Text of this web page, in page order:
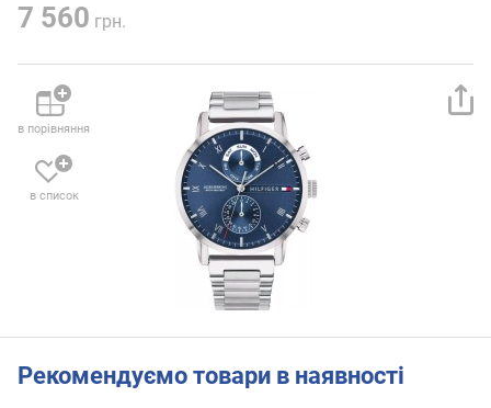
7 560 грн.
в порівняння
в список
Рекомендуємо товари в наявності